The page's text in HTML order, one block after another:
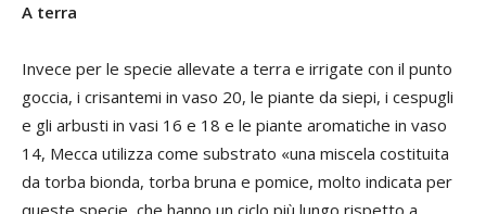
A terra
Invece per le specie allevate a terra e irrigate con il punto
goccia, i crisantemi in vaso 20, le piante da siepi, i cespugli
e gli arbusti in vasi 16 e 18 e le piante aromatiche in vaso
14, Mecca utilizza come substrato «una miscela costituita
da torba bionda, torba bruna e pomice, molto indicata per